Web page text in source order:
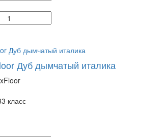
Дуб дымчатый италика
класс